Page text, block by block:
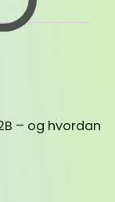
– og hvordan